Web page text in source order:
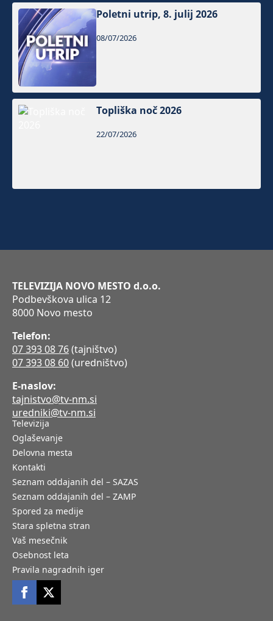
Poletni utrip, 8. julij 2026
08/07/2026
Topliška noč 2026
22/07/2026
TELEVIZIJA NOVO MESTO d.o.o.
Podbevškova ulica 12
8000 Novo mesto
Telefon:
07 393 08 76(tajništvo)
07 393 08 60(uredništvo)
E-naslov:
tajnistvo@tv-nm.si
uredniki@tv-nm.si
Televizija
Oglaševanje
Delovna mesta
Kontakti
Seznam oddajanih del – SAZAS
Seznam oddajanih del – ZAMP
Spored za medije
Stara spletna stran
Vaš mesečnik
Osebnost leta
Pravila nagradnih iger